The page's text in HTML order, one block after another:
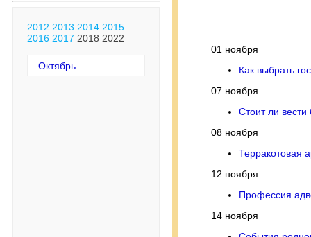
2012 2013 2014 2015
2016 2017 2018 2022
Октябрь
01 ноября
Как выбрать
07 ноября
Стоит ли вести
08 ноября
Терракотовая
12 ноября
Профессия
14 ноября